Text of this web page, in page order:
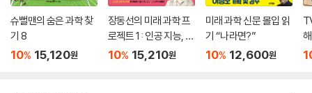
슈뻘맨의 숨은 과학 찾
기 8
10% 15,120원
장동선의 미래 과학 프
로젝트 1 : 인공 지능, 새
로운 세상을 열다
10% 15,210원
미래 과학 신문 몰입 읽
기 “나라면?”
10% 12,600원